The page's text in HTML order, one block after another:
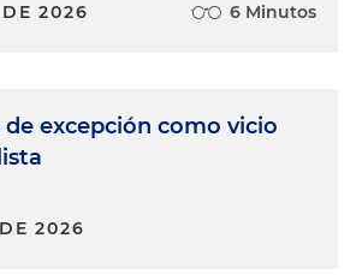
2026 6 Minutos
de excepción como vicio
2026